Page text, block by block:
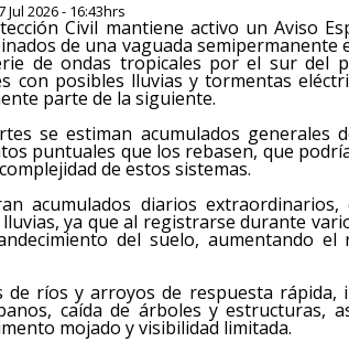
2026 - 16:43hrs
Civil mantiene activo un Aviso
de una vaguada semipermanente
de ondas tropicales por el sur del
con posibles lluvias y tormentas
parte de la siguiente.
se estiman acumulados generales
puntuales que los rebasen, que
de estos sistemas.
acumulados diarios
ya que al registrarse durante
del suelo, aumentando el
de ríos y arroyos de respuesta rápida,
caída de árboles y estructuras,
mojado y visibilidad limitada.